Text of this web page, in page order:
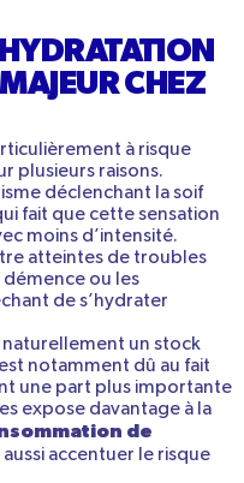
CHEZ
à risque
plusieurs raisons.
déclenchant la soif
fait que cette sensation
moins d’intensité.
atteintes de troubles
ou les
de s’hydrater
naturellement un stock
notamment dû au fait
une part plus importante
expose davantage à la
de
accentuer le risque